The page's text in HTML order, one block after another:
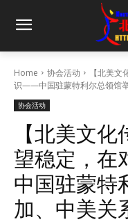
Home 协会活动
【北美
识——中国驻蒙特利尔总领馆
协会活动
【北美文
望稳定，在
中国驻蒙特
加、中美关